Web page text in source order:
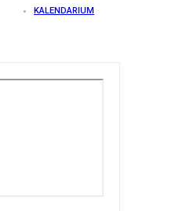
KALENDARIUM